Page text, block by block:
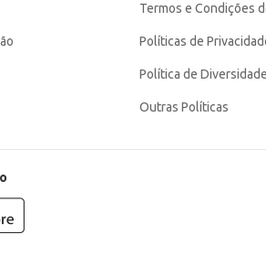
Termos e Condições
Políticas de
Política de Diversidade
Outras Políticas